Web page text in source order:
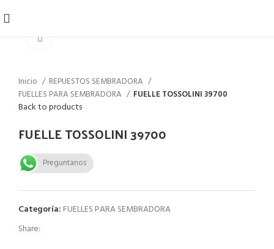
Inicio
REPUESTOS SEMBRADORA
FUELLES PARA SEMBRADORA
FUELLE TOSSOLINI 39700
Back to products
FUELLE TOSSOLINI 39700
Preguntanos
Categoría: FUELLES PARA SEMBRADORA
Share: